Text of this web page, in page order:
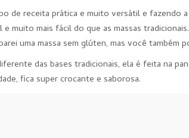
de receita prática e muito versátil e fazendo
e muito mais fácil do que as massas
uma massa sem glúten, mas você
das bases tradicionais, ela é feita na
fica super crocante e saborosa.